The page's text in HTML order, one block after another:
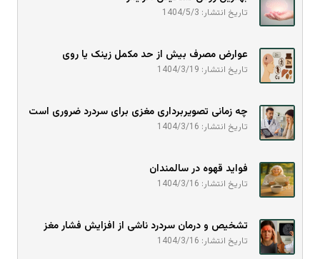
تاریخ انتشار: 1404/5/3
عوارض مصرف بیش از حد مکمل زینک یا روی
تاریخ انتشار: 1404/3/19
چه زمانی تصویربرداری مغزی برای سردرد ضروری است
تاریخ انتشار: 1404/3/16
فواید قهوه در سالمندان
تاریخ انتشار: 1404/3/16
تشخیص و درمان سردرد ناشی از افزایش فشار مغز
تاریخ انتشار: 1404/3/16